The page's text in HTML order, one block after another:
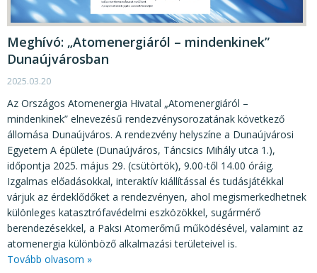
Meghívó: „Atomenergiáról – mindenkinek”
Dunaújvárosban
2025.03.20
Az Országos Atomenergia Hivatal „Atomenergiáról –
mindenkinek” elnevezésű rendezvénysorozatának következő
állomása Dunaújváros. A rendezvény helyszíne a Dunaújvárosi
Egyetem A épülete (Dunaújváros, Táncsics Mihály utca 1.),
időpontja 2025. május 29. (csütörtök), 9.00-től 14.00 óráig.
Izgalmas előadásokkal, interaktív kiállítással és tudásjátékkal
várjuk az érdeklődőket a rendezvényen, ahol megismerkedhetnek
különleges katasztrófavédelmi eszközökkel, sugármérő
berendezésekkel, a Paksi Atomerőmű működésével, valamint az
atomenergia különböző alkalmazási területeivel is.
Tovább olvasom »